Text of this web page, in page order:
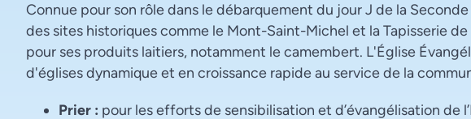
Connue pour son rôle dans le débarquement du jour J de la
des sites historiques comme le Mont-Saint-Michel et la Tapisserie
pour ses produits laitiers, notamment le camembert. L'Église
d'églises dynamique et en croissance rapide au service de la
Prier : pour les efforts de sensibilisation et d’évangélisation de